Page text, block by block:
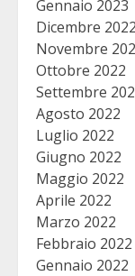
Gennaio 2023
Dicembre 2022
Novembre
Ottobre 2022
Settembre
Agosto 2022
Luglio 2022
Giugno 2022
Maggio 2022
Aprile 2022
Marzo 2022
Febbraio 2022
Gennaio 2022